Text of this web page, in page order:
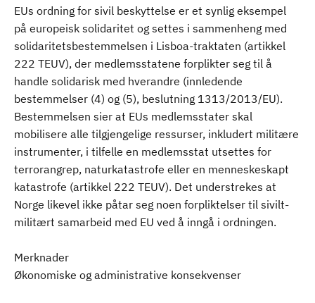
EUs ordning for sivil beskyttelse er et synlig eksempel
på europeisk solidaritet og settes i sammenheng med
solidaritetsbestemmelsen i Lisboa-traktaten (artikkel
222 TEUV), der medlemsstatene forplikter seg til å
handle solidarisk med hverandre (innledende
bestemmelser (4) og (5), beslutning 1313/2013/EU).
Bestemmelsen sier at EUs medlemsstater skal
mobilisere alle tilgjengelige ressurser, inkludert militære
instrumenter, i tilfelle en medlemsstat utsettes for
terrorangrep, naturkatastrofe eller en menneskeskapt
katastrofe (artikkel 222 TEUV). Det understrekes at
Norge likevel ikke påtar seg noen forpliktelser til sivilt-
militært samarbeid med EU ved å inngå i ordningen.
Merknader
Økonomiske og administrative konsekvenser